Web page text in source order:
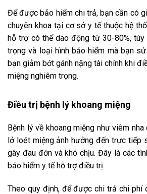
Để được bảo hiểm chi trả, bạn cần có
chuyên khoa tại cơ sở y tế thuộc hệ
hỗ trợ có thể dao động từ 30-80%,
trọng và loại hình bảo hiểm mà bạn
bạn giảm bớt gánh nặng tài chính khi
miệng nghiêm trọng.
Điều trị bệnh lý khoang miệng
Bệnh lý về khoang miệng như viêm
lở loét miệng ảnh hưởng đến trực tiếp
gây đau đớn và khó chịu. Đây là các
bảo hiểm y tế hỗ trợ điều trị.
Theo quy định, để được chi trả chi phí